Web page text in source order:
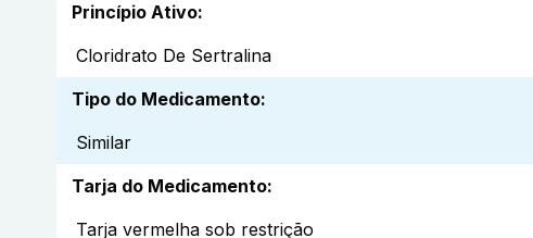
Princípio Ativo:
Cloridrato De Sertralina
Tipo do Medicamento:
Similar
Tarja do Medicamento:
Tarja vermelha sob restrição